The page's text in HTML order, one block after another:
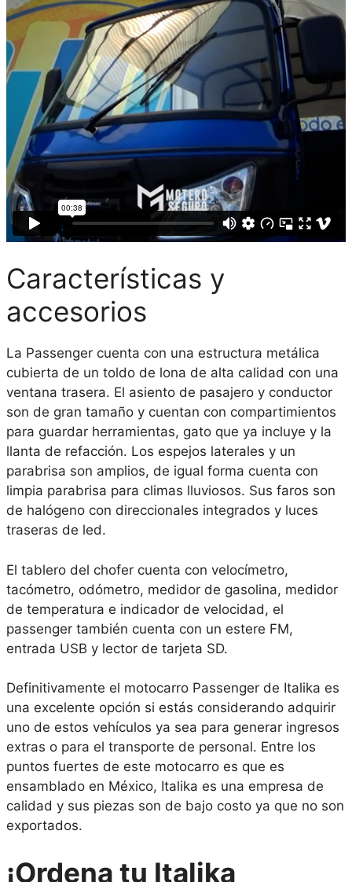
Características y
accesorios
La Passenger cuenta con una estructura metálica
cubierta de un toldo de lona de alta calidad con una
ventana trasera. El asiento de pasajero y conductor
son de gran tamaño y cuentan con compartimientos
para guardar herramientas, gato que ya incluye y la
llanta de refacción. Los espejos laterales y un
parabrisa son amplios, de igual forma cuenta con
limpia parabrisa para climas lluviosos. Sus faros son
de halógeno con direccionales integrados y luces
traseras de led.
El tablero del chofer cuenta con velocímetro,
tacómetro, odómetro, medidor de gasolina, medidor
de temperatura e indicador de velocidad, el
passenger también cuenta con un estere FM,
entrada USB y lector de tarjeta SD.
Definitivamente el motocarro Passenger de Italika es
una excelente opción si estás considerando adquirir
uno de estos vehículos ya sea para generar ingresos
extras o para el transporte de personal. Entre los
puntos fuertes de este motocarro es que es
ensamblado en México, Italika es una empresa de
calidad y sus piezas son de bajo costo ya que no son
exportados.
¡Ordena tu Italika